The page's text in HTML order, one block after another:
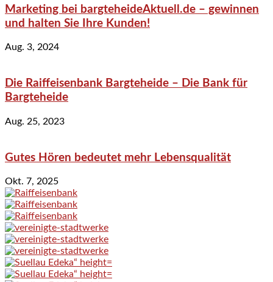
Marketing bei bargteheideAktuell.de – gewinnen
und halten Sie Ihre Kunden!
Aug. 3, 2024
Die Raiffeisenbank Bargteheide – Die Bank für
Bargteheide
Aug. 25, 2023
Gutes Hören bedeutet mehr Lebensqualität
Okt. 7, 2025